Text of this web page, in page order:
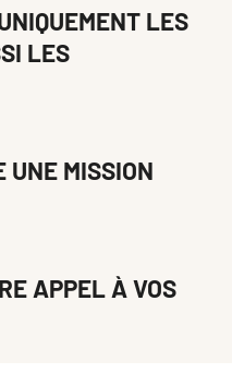
LES
LES
UNE MISSION
APPEL À VOS